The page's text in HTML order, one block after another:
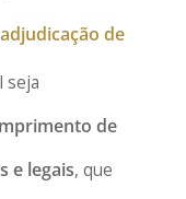
de
seja
de
e legais, que